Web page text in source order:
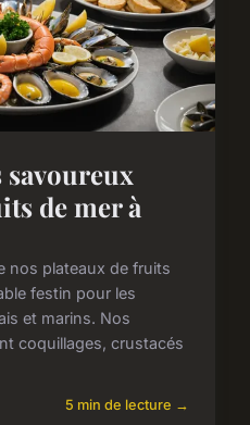
savoureux
de mer à
nos plateaux de fruits
festin pour les
et marins. Nos
coquillages, crustacés
5 min de lecture →